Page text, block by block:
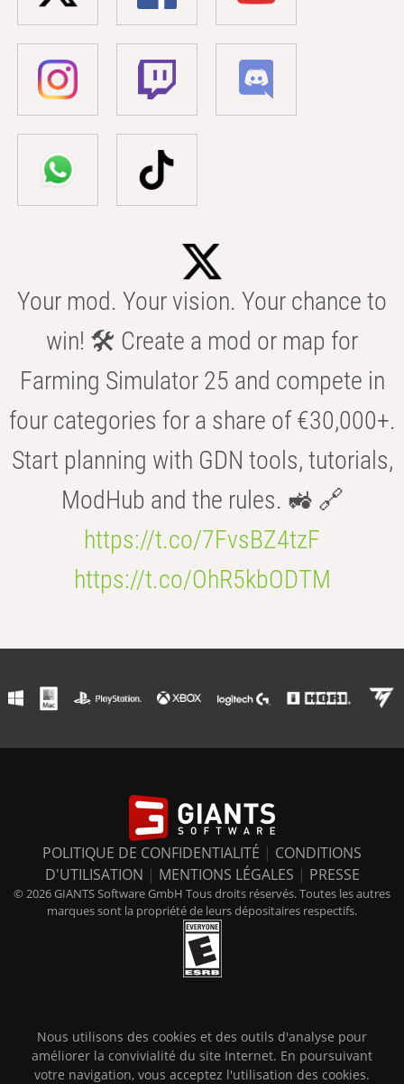
Your mod. Your vision. Your chance to
win! 🛠️ Create a mod or map for
Farming Simulator 25 and compete in
four categories for a share of €30,000+.
Start planning with GDN tools, tutorials,
ModHub and the rules. 🚜 🔗
https://t.co/7FvsBZ4tzF
https://t.co/OhR5kbODTM
POLITIQUE DE CONFIDENTIALITÉ | CONDITIONS
D'UTILISATION | MENTIONS LÉGALES | PRESSE
© 2026 GIANTS Software GmbH Tous droits réservés. Toutes les autres
marques sont la propriété de leurs dépositaires respectifs.
Nous utilisons des cookies et des outils d'analyse pour
améliorer la convivialité du site Internet. En poursuivant
votre navigation, vous acceptez l'utilisation des cookies.